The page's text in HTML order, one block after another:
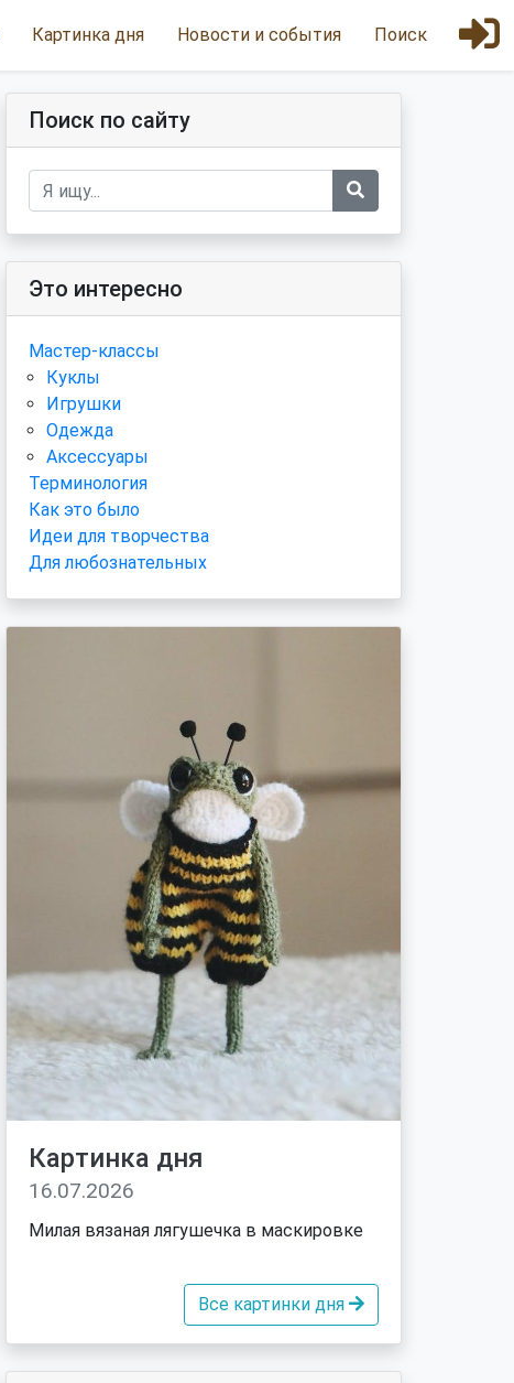
Картинка дня Новости и события Поиск
Поиск по сайту
Это интересно
Мастер-классы
Куклы
Игрушки
Одежда
Аксессуары
Терминология
Как это было
Идеи для творчества
Для любознательных
Картинка дня
16.07.2026
Милая вязаная лягушечка в маскировке
Все картинки дня